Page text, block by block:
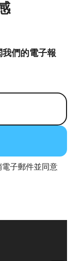
們的電子報
子郵件並同意